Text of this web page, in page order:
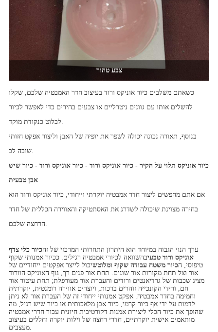
צבע טהור
כשאתם משלבים כיור אוניקס ורוד בעיצוב חדר האמבטיה שלכם, שקלו
להשלים אותו עם גוונים ניטרליים או צבעים בהירים כדי לאפשר לכיור
לבלוט כנקודת מוקד.
בנוסף, תאורה נכונה יכולה לשפר את יופיה של האבן וליצור אפקט חזותי
שובה לב.
כיור אוניקס תלוי על הקיר - כיור אוניקס ורוד - כיור אוניקס ורוד - כיור שיש
אבן טבעית
אם אתם מחפשים ליצור חדר אמבטיה יוקרתי וייחודי, כיור אוניקס ורוד הוא
בחירה מצוינת שיכולה לשדרג את האסתטיקה והאווירה הכללית של חדר
הרחצה שלכם.
ערך הנוי הגבוה במיוחד הוא היתרון התחרותי המרכזי של זהכיור כלי צדף
אוניקס ורוד טבעיבהשוואה לכיורי אמבטיה רגילים. ככיור אמנותי שקוף
טיפוסי, הכיור משטח עבודה שקוף ומלוטשיכול לייצר אפקטים ייחודיים של
אור וצל תחת מקורות אור שונים. תחת אור פנים רך, גוף האוניקס הוורוד
מציג שכבות של גרדיאנטים ורודים והעברת אור מעורפלת; תחת עיטור אור
חם, ורידי הקונכייה זוהרים ברכות, ויוצרים אווירה רומנטית, יוקרתית
וחמימה בחדר אמבטיה. אפקט אמנותי ייחודי זה של העברת אור לא ניתן
לדמות על ידי אף כיור קרמי, כיור אבן מלאכותית או כיור שיש רגיל, מה
שהופך את כיור הכלי ליצירת אמנות דקורטיבית חיונית עבור חדרי אמבטיה
מותאמים אישית יוקרתיים, חדרי רחצה של וילות יוקרה וחללים בעיצוב
מעצבים.